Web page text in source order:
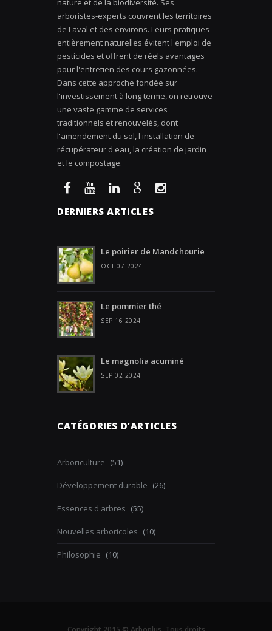
arboristes-experts couvrent les territoires
de Laval et des environs. Leurs pratiques
entièrement naturelles évitent l'emploi de
pesticides et offrent de réels avantages
pour l'entretien des cours gazonnées.
Dans cette approche fondée sur
l'investissement à long terme, on retrouve
une vaste gamme de services
traditionnels et renouvelés, dont
l'amendement du sol, l'installation de
récupérateur d'eau, la création de jardin
et le compostage.
DERNIERS ARTICLES
Le poirier de Mandchourie
OCT 07 2024
Le pommier thé
SEP 16 2024
Le magnolia acuminé
SEP 02 2024
CATÉGORIES D’ARTICLES
Arboriculture (51)
Développement durable (26)
Essences d'arbres (55)
Nouvelles arboricoles (10)
Philosophie (10)